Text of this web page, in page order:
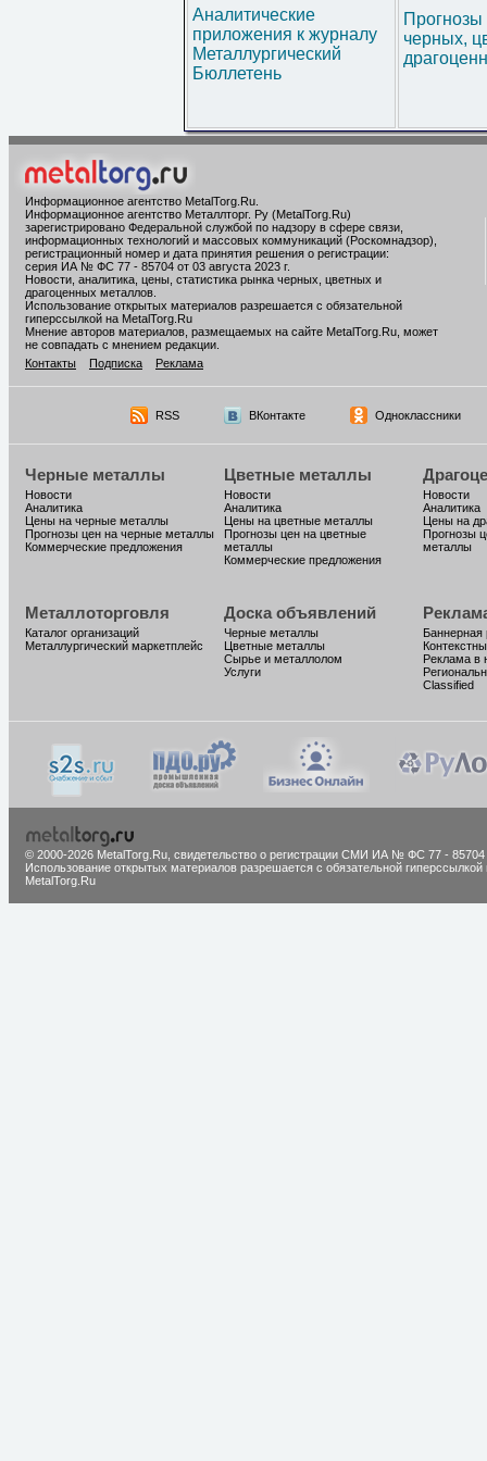
Аналитические
приложения к журналу
Металлургический
Бюллетень
черных,
Информационное агентство MetalTorg.Ru
Информационное агентство Металлторг. Ру (MetalTorg.Ru)
зарегистрировано Федеральной службой по надзору в сфере связи,
информационных технологий и массовых коммуникаций (Роскомнадзор),
регистрационный номер и дата принятия решения о регистрации:
серия ИА № ФС 77 - 85704 от 03 августа 2023 г.
Новости, аналитика, цены, статистика рынка черных, цветных и
драгоценных металлов.
Использование открытых материалов разрешается с обязательной
гиперссылкой на MetalTorg.Ru
Мнение авторов материалов, размещаемых на сайте MetalTorg.Ru, может
не совпадать с мнением редакции.
Контакты
Подписка Реклама
RSS ВКонтакте Одноклассники
Черные металлы
Новости
Аналитика
Цены на черные металлы
Прогнозы цен на черные металлы
Коммерческие предложения
Цветные металлы
Новости
Аналитика
Цены на цветные металлы
Прогнозы цен на цветные
металлы
Коммерческие предложения
Новости
Аналитика
Цены на
Прогнозы
металлы
Металлоторговля
Каталог организаций
Металлургический маркетплейс
Доска объявлений
Черные металлы
Цветные металлы
Сырье и металлолом
Услуги
Баннерная
Реклама в
Classified
© 2000-2026 MetalTorg.Ru, cвидетельство о регистрации СМИ ИА № ФС 77 - 85704
Использование открытых материалов разрешается с обязательной гиперссылкой
MetalTorg.Ru